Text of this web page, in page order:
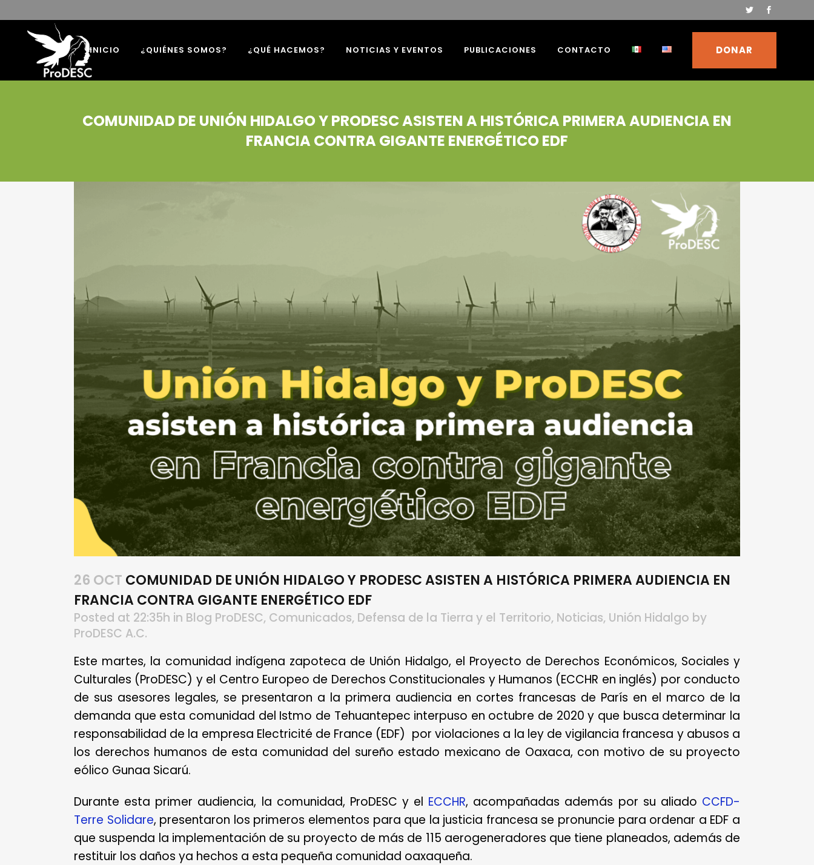
DONAR
INICIO ¿QUIÉNES SOMOS? ¿QUÉ HACEMOS? NOTICIAS Y EVENTOS PUBLICACIONES CONTACTO
COMUNIDAD DE UNIÓN HIDALGO Y PRODESC ASISTEN A HISTÓRICA PRIMERA AUDIENCIA EN
FRANCIA CONTRA GIGANTE ENERGÉTICO EDF
26 OCT COMUNIDAD DE UNIÓN HIDALGO Y PRODESC ASISTEN A HISTÓRICA PRIMERA AUDIENCIA EN
FRANCIA CONTRA GIGANTE ENERGÉTICO EDF
Posted at 22:35h in Blog ProDESC, Comunicados, Defensa de la Tierra y el Territorio, Noticias, Unión Hidalgo by
ProDESC A.C.
Este martes, la comunidad indígena zapoteca de Unión Hidalgo, el Proyecto de Derechos Económicos, Sociales y
Culturales (ProDESC) y el Centro Europeo de Derechos Constitucionales y Humanos (ECCHR en inglés) por conducto
de sus asesores legales, se presentaron a la primera audiencia en cortes francesas de París en el marco de la
demanda que esta comunidad del Istmo de Tehuantepec interpuso en octubre de 2020 y que busca determinar la
responsabilidad de la empresa Electricité de France (EDF) por violaciones a la ley de vigilancia francesa y abusos a
los derechos humanos de esta comunidad del sureño estado mexicano de Oaxaca, con motivo de su proyecto
eólico Gunaa Sicarú.
Durante esta primer audiencia, la comunidad, ProDESC y el ECCHR, acompañadas además por su aliado CCFD-
Terre Solidare, presentaron los primeros elementos para que la justicia francesa se pronuncie para ordenar a EDF a
que suspenda la implementación de su proyecto de más de 115 aerogeneradores que tiene planeados, además de
restituir los daños ya hechos a esta pequeña comunidad oaxaqueña.